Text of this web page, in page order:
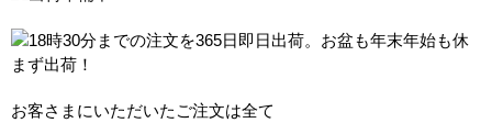
お客さまにいただいたご注文は全て